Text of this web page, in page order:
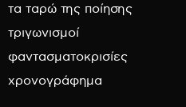
τα ταρώ της ποίησης
τριγωνισμοί
φαντασματοκρισίες
χρονογράφημα